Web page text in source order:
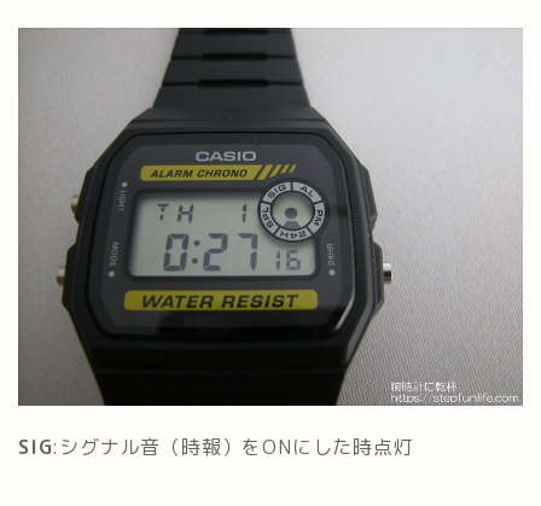
SIG:シグナル音（時報）をONにした時点灯